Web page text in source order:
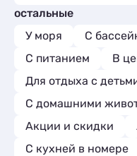
остальные
У моря
С
С питанием
В
Для отдыха с
С домашними
Акции и скидки
C кухней в номере